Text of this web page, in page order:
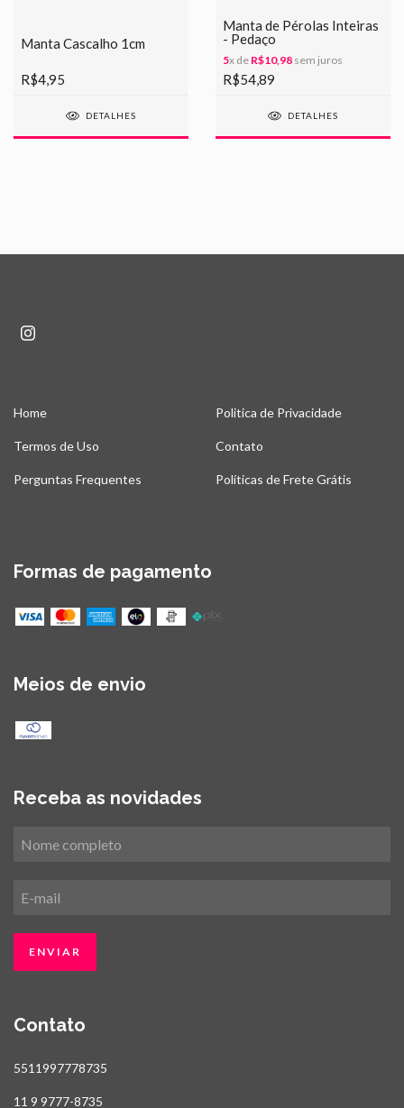
Manta Cascalho 1cm
R$4,95
DETALHES
Manta de Pérolas Inteiras
- Pedaço
5x de R$10,98 sem juros
R$54,89
DETALHES
Home Politica de Privacidade
Termos de Uso Contato
Perguntas Frequentes Políticas de Frete Grátis
Formas de pagamento
Meios de envio
Receba as novidades
Contato
5511997778735
11 9 9777-8735